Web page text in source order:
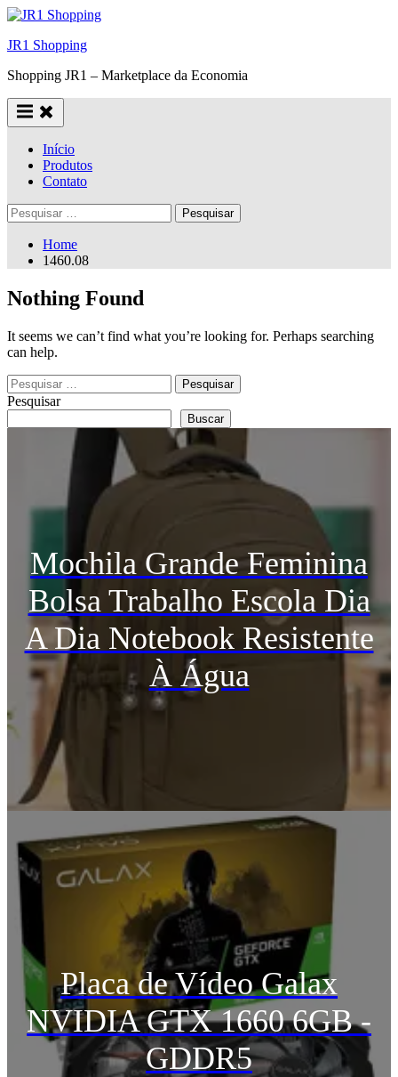
Skip
content
JR1 Shopping
Shopping JR1 – Marketplace da Economia
Início
Produtos
Contato
Pesquisar
por:
Home
1460.08
Nothing Found
It seems we can’t find what you’re looking for. Perhaps searching
can help.
Pesquisar
por:
Pesquisar
Buscar
Mochila Grande Feminina
Bolsa Trabalho Escola Dia
A Dia Notebook Resistente
À Água
Placa de Vídeo Galax
NVIDIA GTX 1660 6GB -
GDDR5